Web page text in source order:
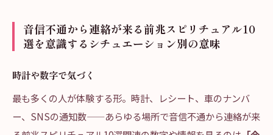
音信不通から連絡が来る前兆スピリチュアル10
選を意識するシチュエーション別の意味
時計や数字で気づく
最も多くの人が体験する形。時計、レシート、車のナンバ
ー、SNSの通知数——あらゆる場所で音信不通から連絡が来